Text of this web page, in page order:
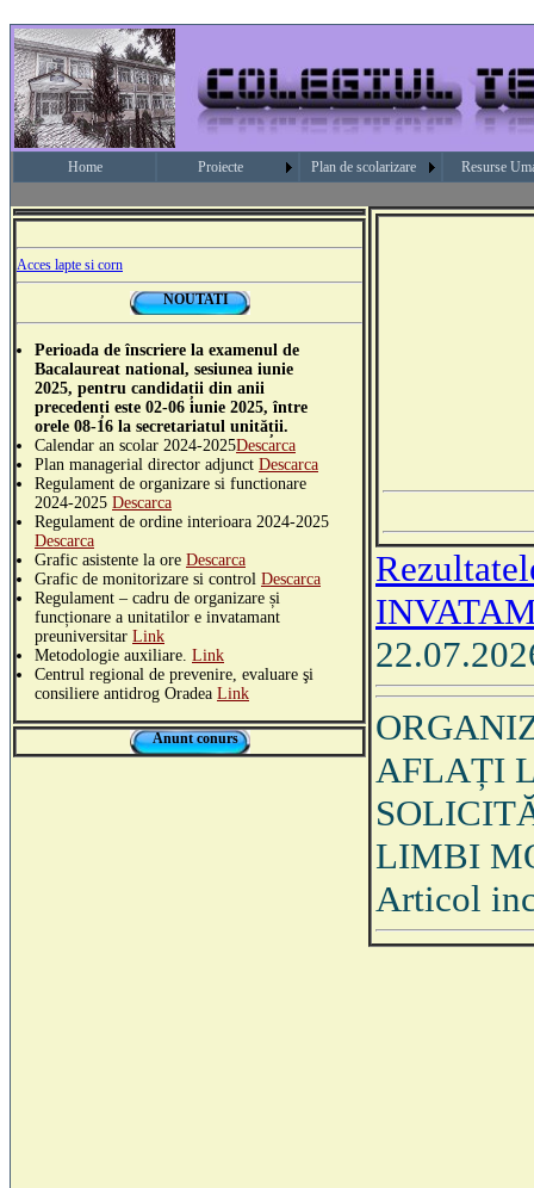
Home Proiecte Plan de scolarizare Resurse
Acces lapte si corn
NOUTATI
Perioada de înscriere la examenul de
Bacalaureat national, sesiunea iunie
2025, pentru candidații din anii
precedenți este 02-06 iunie 2025, între
orele 08-16 la secretariatul unității.
Calendar an scolar 2024-2025Descarca
Plan managerial director adjunct Descarca
Regulament de organizare si functionare
2024-2025 Descarca
Regulament de ordine interioara 2024-2025
Descarca
Grafic asistente la ore Descarca
Grafic de monitorizare si control Descarca
Regulament – cadru de organizare și
funcționare a unitatilor e invatamant
preuniversitar Link
Metodologie auxiliare. Link
Centrul regional de prevenire, evaluare şi
consiliere antidrog Oradea Link
Anunt conurs
AFLAȚI
LIMBI
Articol